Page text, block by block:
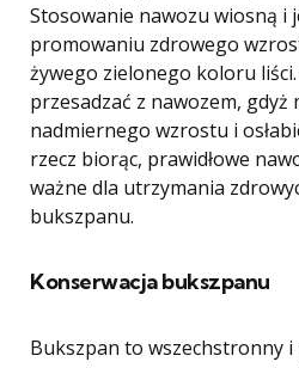
Stosowanie nawozu wiosną i
promowaniu zdrowego
żywego zielonego koloru
przesadzać z nawozem,
nadmiernego wzrostu i
rzecz biorąc, prawidłowe
ważne dla utrzymania
bukszpanu.
Konserwacja bukszpanu
Bukszpan to wszechstronny